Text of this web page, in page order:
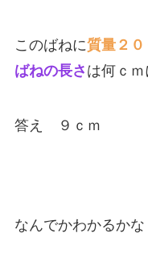
このばねに質量２０
ばねの長さ は何ｃｍ
答え ９ｃｍ
なんでかわかるかな